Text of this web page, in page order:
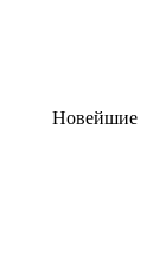
Новейшие